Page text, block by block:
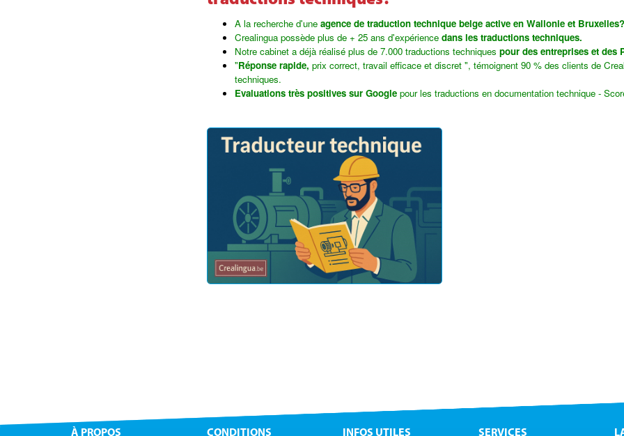
A la recherche d'une agence de traduction technique belge active en Wallonie et Bruxelles?
Crealingua possède plus de + 25 ans d'expérience dans les traductions techniques.
Notre cabinet a déjà réalisé plus de 7.000 traductions techniques pour des entreprises et des
"Réponse rapide, prix correct, travail efficace et discret ", témoignent 90 % des clients de
techniques.
Evaluations très positives sur Google pour les traductions en documentation technique -
À PROPOS CONDITIONS INFOS UTILES SERVICES